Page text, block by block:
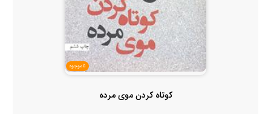
ناموجود
کوتاه کردن موی مرده